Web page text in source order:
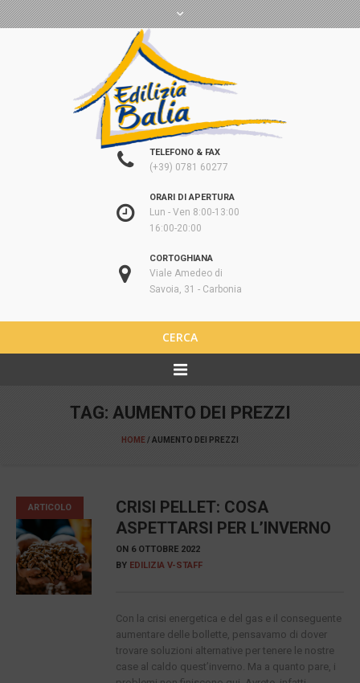
TELEFONO & FAX
(+39) 0781 60277
ORARI DI APERTURA
Lun - Ven 8:00-13:00
16:00-20:00
CORTOGHIANA
Viale Amedeo di
Savoia, 31 - Carbonia
CERCA
TAG: AUMENTO DEI PREZZI
HOME/AUMENTO DEI PREZZI
ARTICOLO
CRISI PELLET: COSA
ASPETTARSI PER L’INVERNO
ON 6 OTTOBRE 2022
BY EDILIZIA V-STAFF
Con la crisi energetica e del gas e il conseguente
aumentare delle bollette, pensavamo di dover
trovare soluzioni alternative per tenere le nostre
case al caldo quest’inverno. Ma a quanto pare, i